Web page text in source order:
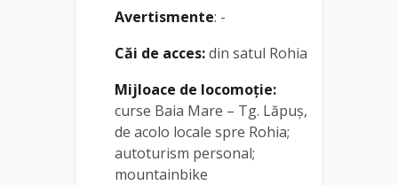
Avertismente: -
Căi de acces:din satul Rohia
Mijloace de locomoție:
curse Baia Mare – Tg. Lăpuș,
de acolo locale spre Rohia;
autoturism personal;
mountainbike